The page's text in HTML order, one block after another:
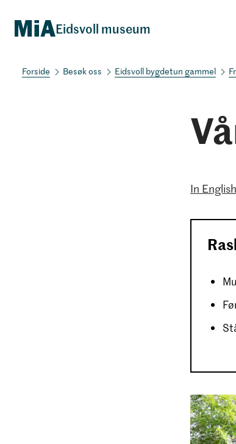
Eidsvoll museum
Besøk oss Eidsvoll bygdetun gammel
In English